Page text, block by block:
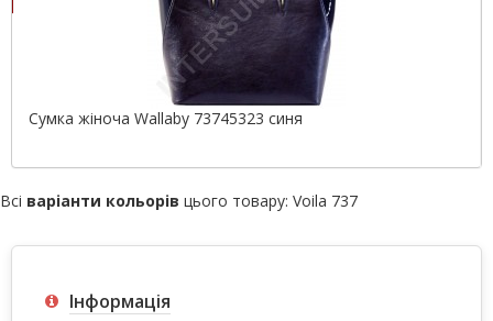
Сумка жіноча Wallaby 73745323 синя
Всі варіанти кольорів цього товару: Voila 737
Інформація